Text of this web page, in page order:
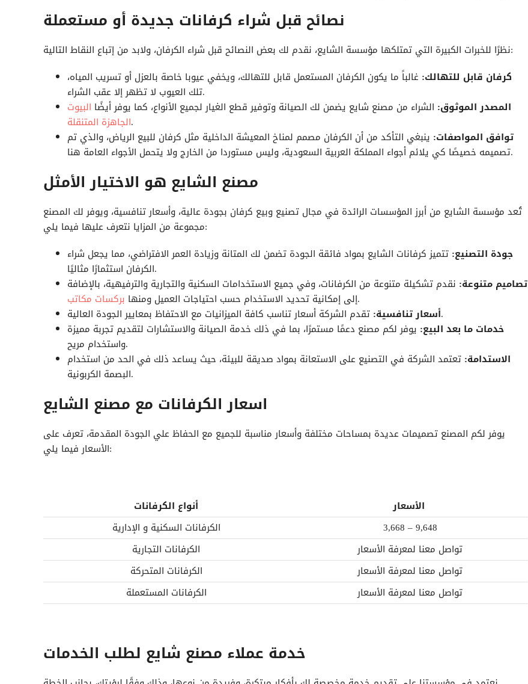
نصائح قبل شراء كرفانات جديدة أو مستعملة
نظرًا للخبرات الكبيرة التي تمتلكها مؤسسة الشايع، نقدم لك بعض النصائح قبل شراء الكرفان، ولابد من إتباع النقاط التالية:
كرفان قابل للتهالك: غالباً ما يكون الكرفان المستعمل قابل للتهالك، ويخفي عيوبا خاصة بالعزل أو تسريب المياه،
تلك العيوب لا تظهر إلا عقب الشراء.
المصدر الموثوق: الشراء من مصنع شايع يضمن لك الصيانة وتوفير قطع الغيار لجميع الأنواع، كما يوفر أيضًا البيوت
الجاهزة المتنقلة.
توافق المواصفات: ينبغي التأكد من أن الكرفان مصمم لمناخ المعيشة الداخلية مثل كرفان للبيع الرياض، والذي تم
تصميمه خصيصًا كي يلائم أجواء المملكة العربية السعودية، وليس مستوردا من الخارج ولا يتحمل الأجواء العامة هنا.
مصنع الشايع هو الاختيار الأمثل
تُعد مؤسسة الشايع من أبرز المؤسسات الرائدة في مجال تصنيع وبيع كرفان بجودة عالية، وأسعار تنافسية، ويوفر لك المصنع
مجموعة من المزايا نتعرف عليها فيما يلي:
جودة التصنيع: تتميز كرفانات الشايع بمواد فائقة الجودة تضمن لك المتانة وزيادة العمر الافتراضي، مما يجعل شراء
الكرفان استثمارًا مثاليًا.
تصاميم متنوعة: نقدم تشكيلة متنوعة من الكرفانات، وفي جميع الاستخدامات السكنية والتجارية والترفيهية، بالإضافة
إلى إمكانية تحديد الاستخدام حسب احتياجات العميل ومنها بركسات مكاتب
.
أسعار تنافسية:تقدم الشركة أسعار تناسب كافة الميزانيات مع الاحتفاظ بمعايير الجودة العالية.
خدمات ما بعد البيع: يوفر لكم مصنع دعمًا مستمرًا، بما في ذلك خدمة الصيانة والاستشارات لتقديم تجربة مميزة
واستخدام مريح.
الاستدامة: تعتمد الشركة في التصنيع على الاستعانة بمواد صديقة للبيئة، حيث يساعد ذلك في الحد من استخدام
البصمة الكربونية.
اسعار الكرفانات مع مصنع الشايع
يوفر لكم المصنع تصميمات عديدة بمساحات مختلفة وأسعار مناسبة للجميع مع الحفاظ علي الجودة المقدمة، تعرف على
الأسعار فيما يلي:
أنواع الكرفانات
الأسعار
3,668 – 9,648
تواصل معنا لمعرفة الأسعار
تواصل معنا لمعرفة الأسعار
تواصل معنا لمعرفة الأسعار